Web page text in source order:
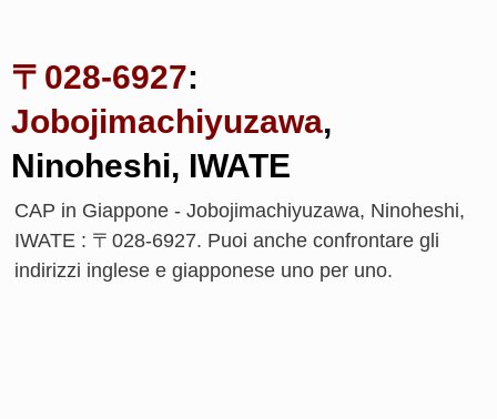
〒028-6927:
Jobojimachiyuzawa,
Ninoheshi, IWATE
CAP in Giappone - Jobojimachiyuzawa, Ninoheshi,
IWATE : 〒028-6927. Puoi anche confrontare gli
indirizzi inglese e giapponese uno per uno.